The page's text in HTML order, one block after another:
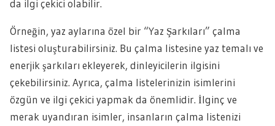
da ilgi çekici olabilir.
Örneğin, yaz aylarına özel bir “Yaz Şarkıları” çalma
listesi oluşturabilirsiniz. Bu çalma listesine yaz temalı ve
enerjik şarkıları ekleyerek, dinleyicilerin ilgisini
çekebilirsiniz. Ayrıca, çalma listelerinizin isimlerini
özgün ve ilgi çekici yapmak da önemlidir. İlginç ve
merak uyandıran isimler, insanların çalma listenizi